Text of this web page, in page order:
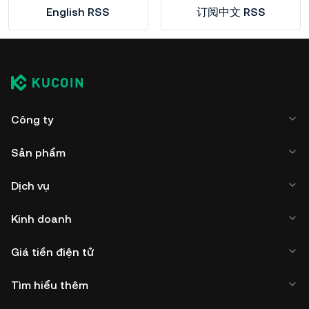
English RSS 订阅中文 RSS
Công ty
Sản phẩm
Dịch vụ
Kinh doanh
Giá tiền điện tử
Tìm hiểu thêm